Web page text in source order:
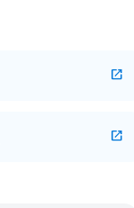
open_in_new
open_in_new